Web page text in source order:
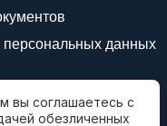
данных
на
вы соглашаетесь с
обезличенных